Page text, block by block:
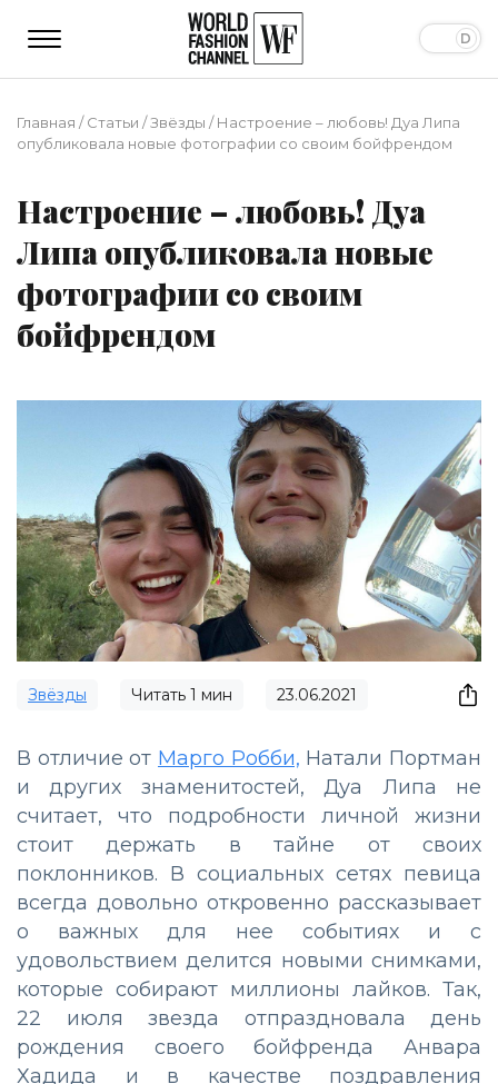
Главная /Статьи /Звёзды /Настроение – любовь! Дуа Липа
опубликовала новые фотографии со своим бойфрендом
Настроение – любовь! Дуа
Липа опубликовала новые
фотографии со своим
бойфрендом
Звёзды Читать 1 мин 23.06.2021
В отличие от Марго Робби, Натали Портман
и других знаменитостей, Дуа Липа не
считает, что подробности личной жизни
стоит держать в тайне от своих
поклонников. В социальных сетях певица
всегда довольно откровенно рассказывает
о важных для нее событиях и с
удовольствием делится новыми снимками,
которые собирают миллионы лайков. Так,
22 июля звезда отпраздновала день
рождения своего бойфренда Анвара
Хадида и в качестве поздравления